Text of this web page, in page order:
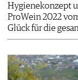
Hygienekonzept
ProWein 2022
Glück für die